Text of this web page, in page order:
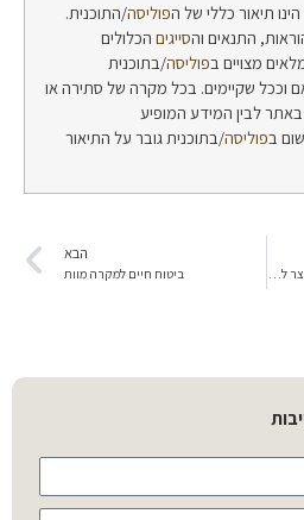
תיאור כללי של הפוליסה/התוכנית.
התנאים והסייגים הכלולים
מצויים בפוליסה/בתוכנית
וככל שקיימים. בכל מקרה של סתירה או
לבין המידע המופיע
בפוליסה/בתוכנית גובר על התיאור
ביטוח אחריות מקצועית וחבות מוצר לחברות טכנולוגיה (הייטק)
הבא
ביטוח חיים למקרה מוות